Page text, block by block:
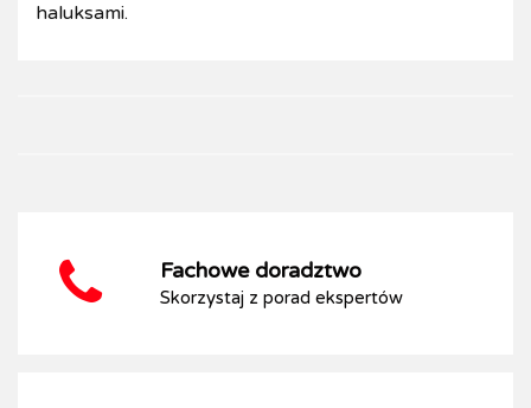
haluksami.
Fachowe doradztwo
Skorzystaj z porad ekspertów